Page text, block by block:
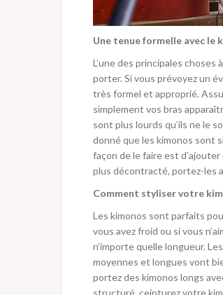
Une tenue formelle avec le
L’une des principales
porter. Si vous prévoyez un
très formel et approprié.
simplement vos bras
sont plus lourds qu’ils ne le
donné que les kimonos sont
façon de le faire est
plus décontracté, portez-les
Comment styliser votre
Les kimonos sont parfaits
vous avez froid ou si vous
n’importe quelle longueur.
moyennes et longues vont
portez des kimonos longs
structuré, ceinturez votre